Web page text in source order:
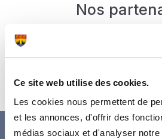
Ce site web utilise des cookies.
Les cookies nous permettent de
et les annonces, d'offrir des
médias sociaux et d'analyser
Nos